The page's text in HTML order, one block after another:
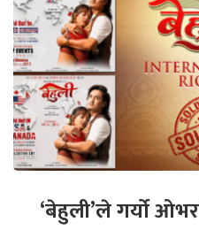
‘बेहुली’ले गर्यो